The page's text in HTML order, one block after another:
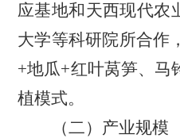
应基地和天西现代农
大学等科研院所合作
+地瓜+红叶莴笋、马
植模式。
（二）产业规模